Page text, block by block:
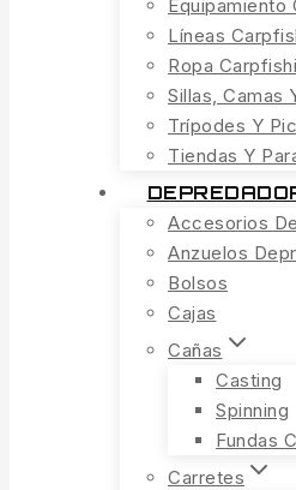
Equipamiento
Líneas
Ropa
Sillas, Camas
Trípodes Y
Tiendas Y
Accesorios
Anzuelos
Bolsos
Cajas
Cañas
Casting
Spinning
Fundas
Carretes